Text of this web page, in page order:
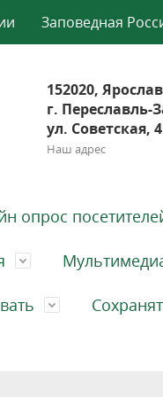
Заповедная
152020,
г. Переславль-
ул. Советская,
Наш адрес
опрос